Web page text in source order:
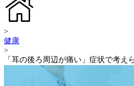
>
健康
>
「耳の後ろ周辺が痛い」症状で考え